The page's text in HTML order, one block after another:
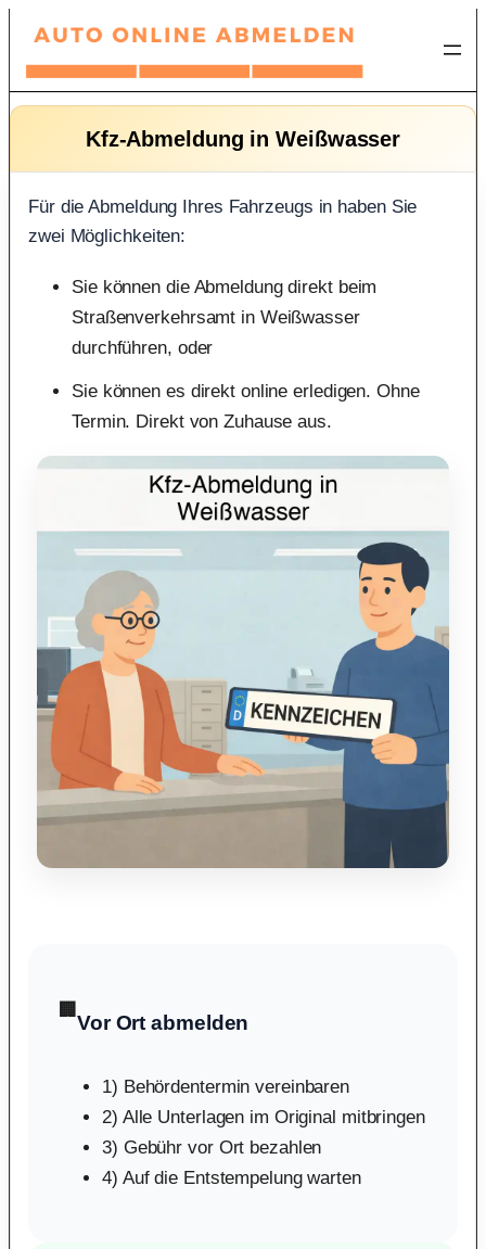
Zum
springen
Kfz-Abmeldung in Weißwasser
Für die Abmeldung Ihres Fahrzeugs in haben Sie
zwei Möglichkeiten:
Sie können die Abmeldung direkt beim
Straßenverkehrsamt in Weißwasser
durchführen, oder
Sie können es direkt online erledigen. Ohne
Termin. Direkt von Zuhause aus.
🏢
Vor Ort abmelden
1) Behördentermin vereinbaren
2) Alle Unterlagen im Original mitbringen
3) Gebühr vor Ort bezahlen
4) Auf die Entstempelung warten